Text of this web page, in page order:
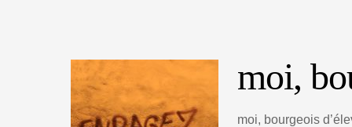
moi,
moi, bourgeois